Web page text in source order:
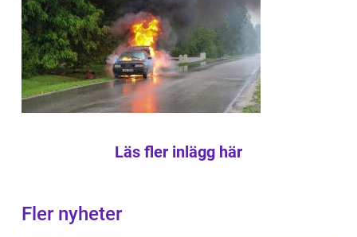
Läs fler inlägg här
Fler nyheter